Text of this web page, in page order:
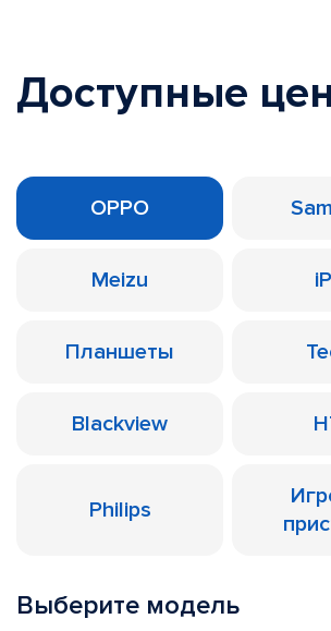
Доступные
OPPO
Meizu
Планшеты
Blackview
Philips
Выберите модель